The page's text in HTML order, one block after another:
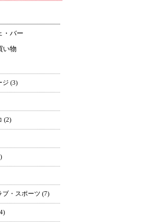
・バー
い物
ジ (3)
(2)
ブ・スポーツ (7)